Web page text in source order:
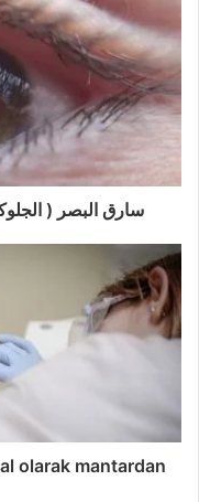
سارق البصر (
olarak mantardan